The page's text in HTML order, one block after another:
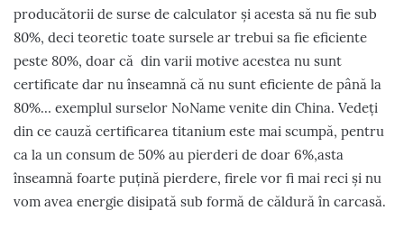
producătorii de surse de calculator și acesta să nu fie sub
80%, deci teoretic toate sursele ar trebui sa fie eficiente
peste 80%, doar că din varii motive acestea nu sunt
certificate dar nu înseamnă că nu sunt eficiente de până la
80%… exemplul surselor NoName venite din China. Vedeți
din ce cauză certificarea titanium este mai scumpă, pentru
ca la un consum de 50% au pierderi de doar 6%,asta
înseamnă foarte puțină pierdere, firele vor fi mai reci și nu
vom avea energie disipată sub formă de căldură în carcasă.